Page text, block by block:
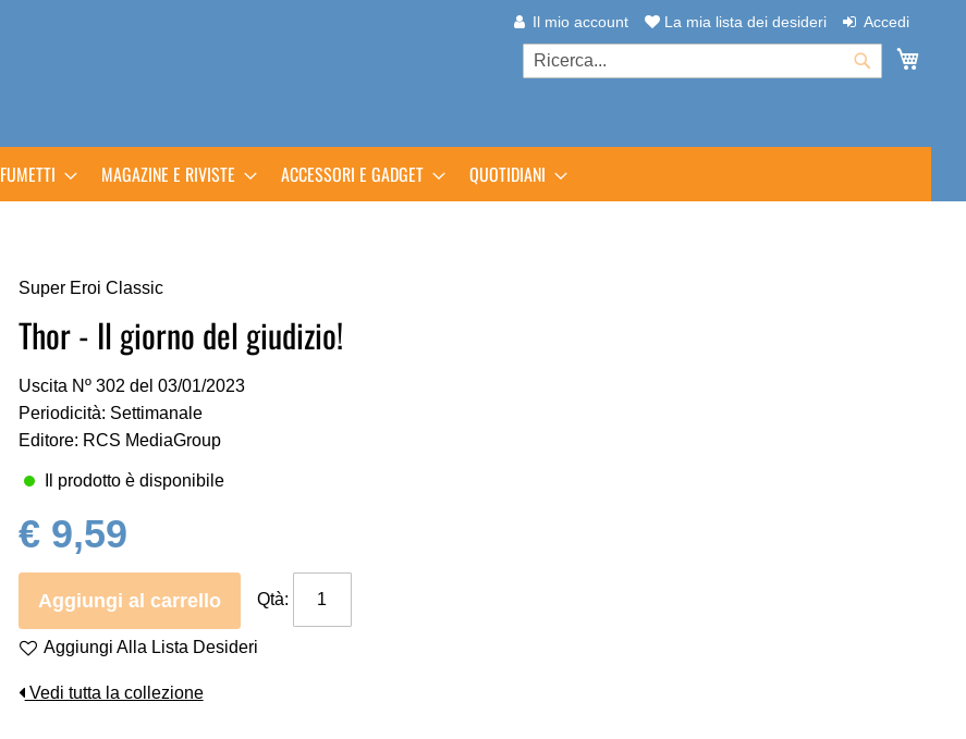
Il mio account La mia lista dei desideri Accedi
Cerca
FUMETTI MAGAZINE E RIVISTE ACCESSORI E GADGET QUOTIDIANI
Super Eroi Classic
Thor - Il giorno del giudizio!
Uscita Nº 302 del 03/01/2023
Periodicità: Settimanale
Editore: RCS MediaGroup
Il prodotto è disponibile
€ 9,59
Aggiungi al carrello Qtà:
Aggiungi Alla Lista Desideri
Vedi tutta la collezione